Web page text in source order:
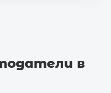
в